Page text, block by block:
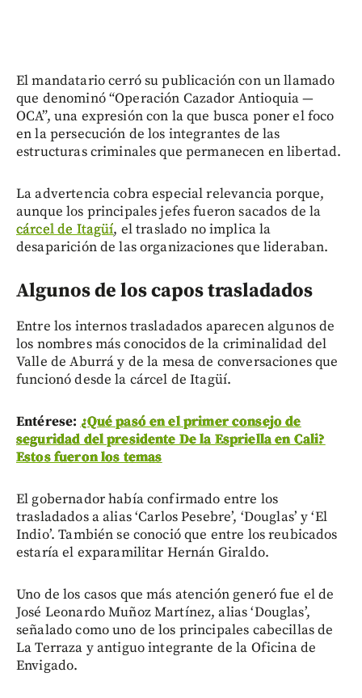
El mandatario cerró su publicación con un llamado
que denominó “Operación Cazador Antioquia —
OCA”, una expresión con la que busca poner el foco
en la persecución de los integrantes de las
estructuras criminales que permanecen en libertad.
La advertencia cobra especial relevancia porque,
aunque los principales jefes fueron sacados de la
cárcel de Itagüí, el traslado no implica la
desaparición de las organizaciones que lideraban.
Algunos de los capos trasladados
Entre los internos trasladados aparecen algunos de
los nombres más conocidos de la criminalidad del
Valle de Aburrá y de la mesa de conversaciones que
funcionó desde la cárcel de Itagüí.
Entérese:¿Qué pasó en el primer consejo de
seguridad del presidente De la Espriella en Cali?
Estos fueron los temas
El gobernador había confirmado entre los
trasladados a alias ‘Carlos Pesebre’, ‘Douglas’ y ‘El
Indio’. También se conoció que entre los reubicados
estaría el exparamilitar Hernán Giraldo.
Uno de los casos que más atención generó fue el de
José Leonardo Muñoz Martínez, alias ‘Douglas’,
señalado como uno de los principales cabecillas de
La Terraza y antiguo integrante de la Oficina de
Envigado.